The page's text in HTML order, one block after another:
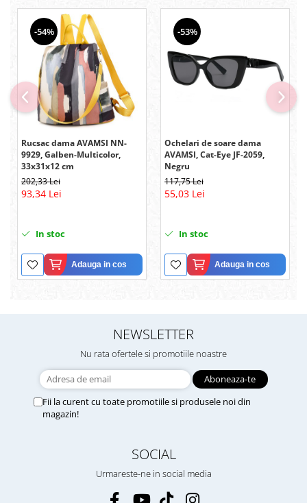
-54%
Rucsac dama AVAMSI NN-
9929, Galben-Multicolor,
33x31x12 cm
202,33 Lei
93,34 Lei
In stoc
Adauga in cos
-53%
Ochelari de soare dama
AVAMSI, Cat-Eye JF-2059,
Negru
117,75 Lei
55,03 Lei
In stoc
Adauga in cos
NEWSLETTER
Nu rata ofertele si promotiile noastre
Fii la curent cu toate promotiile si produsele noi din
magazin!
SOCIAL
Urmareste-ne in social media